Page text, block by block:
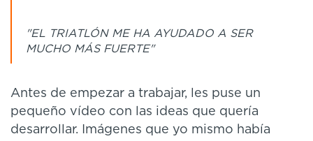
"EL TRIATLÓN ME HA AYUDADO A SER
MUCHO MÁS FUERTE"
Antes de empezar a trabajar, les puse un
pequeño vídeo con las ideas que quería
desarrollar. Imágenes que yo mismo había